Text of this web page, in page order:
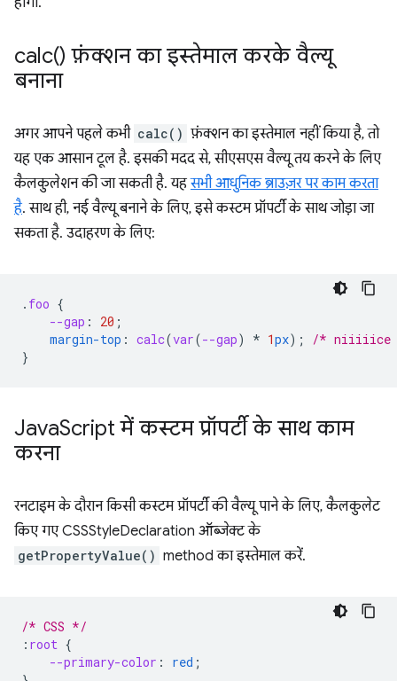
calc() फ़ंक्शन का इस्तेमाल करके वैल्यू
बनाना
अगर आपने पहले कभी calc() फ़ंक्शन का इस्तेमाल नहीं किया है, तो
यह एक आसान टूल है. इसकी मदद से, सीएसएस वैल्यू तय करने के लिए
कैलकुलेशन की जा सकती है. यहसभी आधुनिक ब्राउज़र पर काम करता
है. साथ ही, नई वैल्यू बनाने के लिए, इसे कस्टम प्रॉपर्टी के साथ जोड़ा जा
सकता है. उदाहरण के लिए:
. foo {
--gap : 20 ;
margin-top : calc(var(--gap) * 1px);
/* niiiiice
}
JavaScript में कस्टम प्रॉपर्टी के साथ काम
करना
रनटाइम के दौरान किसी कस्टम प्रॉपर्टी की वैल्यू पाने के लिए, कैलकुलेट
किए गए CSSStyleDeclaration ऑब्जेक्ट के
getPropertyValue() method का इस्तेमाल करें.
/* CSS */
: root {
--primary-color : red ;